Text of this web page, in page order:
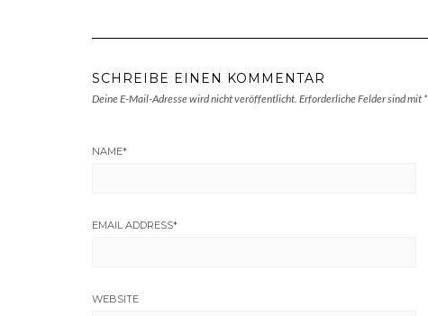
SCHREIBE EINEN KOMMENTAR
Deine E-Mail-Adresse wird nicht veröffentlicht. Erforderliche Felder sind mit *
NAME*
EMAIL ADDRESS*
WEBSITE